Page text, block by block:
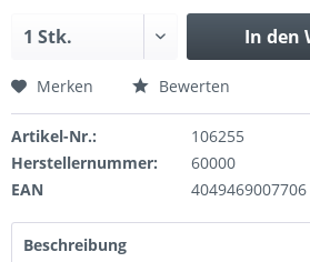
In den
Merken Bewerten
Artikel-Nr.:
106255
Herstellernummer:
60000
EAN
4049469007706
Beschreibung